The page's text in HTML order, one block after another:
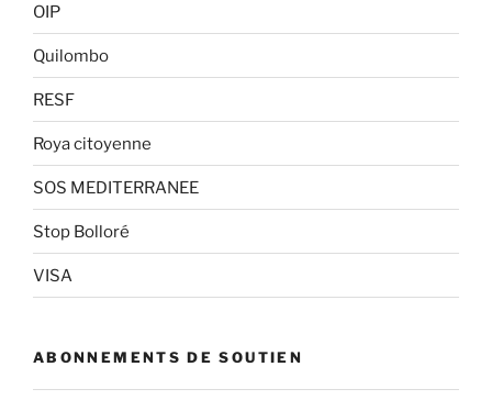
OIP
Quilombo
RESF
Roya citoyenne
SOS MEDITERRANEE
Stop Bolloré
VISA
ABONNEMENTS DE SOUTIEN